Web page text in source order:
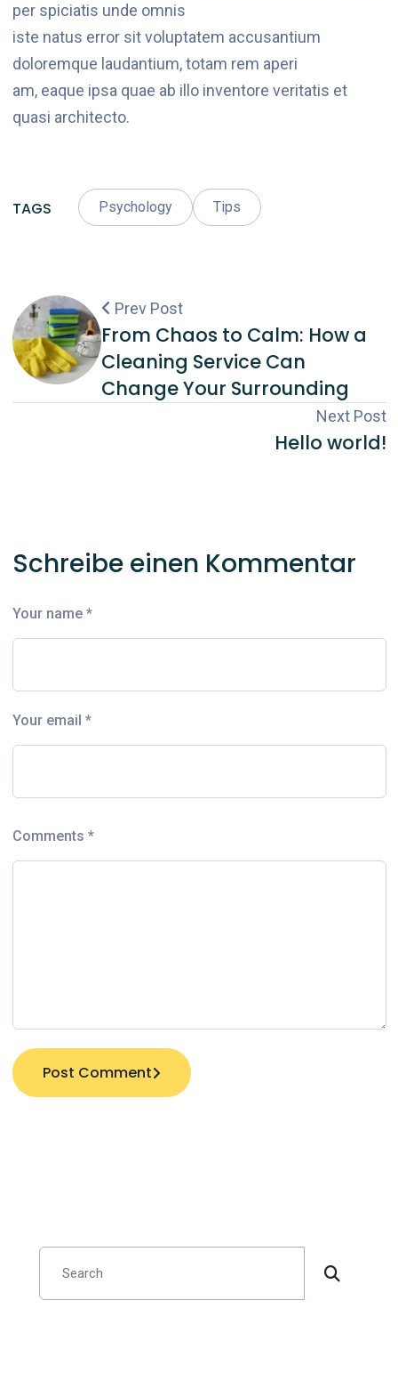
per spiciatis unde omnis
iste natus error sit voluptatem accusantium
doloremque laudantium, totam rem aperi
am, eaque ipsa quae ab illo inventore veritatis et
quasi architecto.
TAGS Psychology Tips
Prev Post
From Chaos to Calm: How a
Cleaning Service Can
Change Your Surrounding
Next Post
Hello world!
Schreibe einen Kommentar
Your name *
Your email *
Comments *
Post Comment